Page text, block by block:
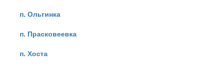
п. Ольгинка
п. Прасковеевка
п. Хоста